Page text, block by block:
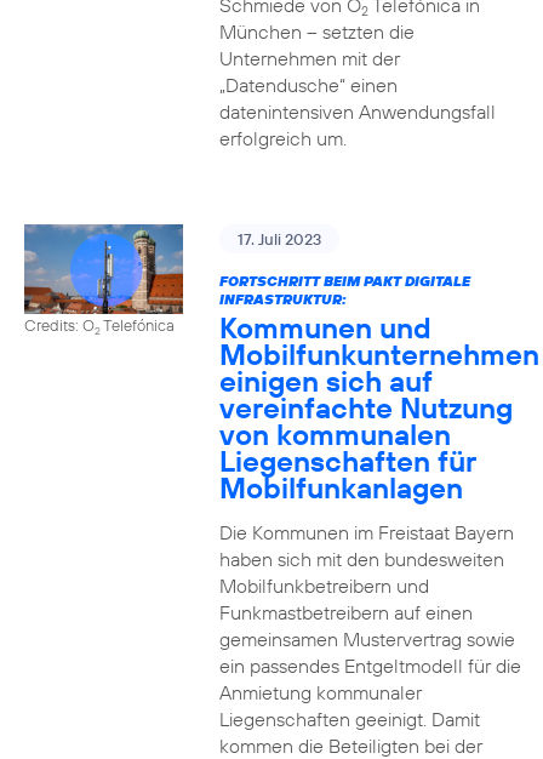
Schmiede von O2Telefónica in
München – setzten die
Unternehmen mit der
„Datendusche“ einen
datenintensiven Anwendungsfall
erfolgreich um.
Credits: O2Telefónica
17. Juli 2023
FORTSCHRITT BEIM PAKT DIGITALE
INFRASTRUKTUR:
Kommunen und
Mobilfunkunternehmen
einigen sich auf
vereinfachte Nutzung
von kommunalen
Liegenschaften für
Mobilfunkanlagen
Die Kommunen im Freistaat Bayern
haben sich mit den bundesweiten
Mobilfunkbetreibern und
Funkmastbetreibern auf einen
gemeinsamen Mustervertrag sowie
ein passendes Entgeltmodell für die
Anmietung kommunaler
Liegenschaften geeinigt. Damit
kommen die Beteiligten bei der